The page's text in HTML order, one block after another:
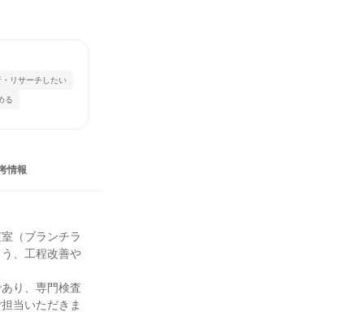
・リサーチしたい
る
情報
（ブランチラ
、工程改善や
り、専門検査
当いただきま